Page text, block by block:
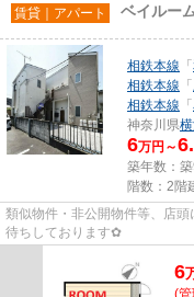
賃貸｜アパート ベイルー
相鉄本線 「
相鉄本線 「
相鉄本線 「
神奈川県
6万円～
築年数：
階数：2階
類似物件・非公開物件等、店
待ちしております✿
6
(